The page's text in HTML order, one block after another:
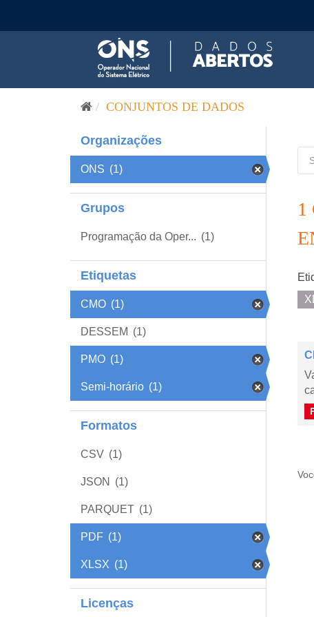
CONJUNTOS DE DADOS
Organizações
ONS (1)
Grupos
Programação da Oper... (1)
Etiquetas
CMO (1)
DESSEM (1)
PMO (1)
Semi-horário (1)
Formatos
CSV (1)
JSON (1)
PARQUET (1)
PDF (1)
XLSX (1)
Licenças
1